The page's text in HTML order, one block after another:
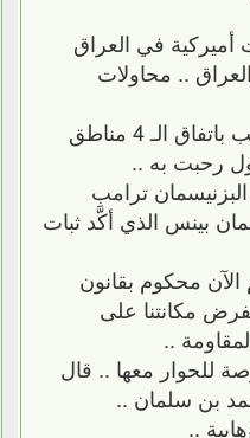
أميركية في العراق
.. محاولات
أمين عام الأمم المتحدة يرحب باتفاق الـ 4 مناطق
رحبت به ..
ترامب
بينس الذي أكَّد ثبات
الآن محكوم بقانون
مكانتنا على
..
للحوار معها .. قال
بن سلمان ..
..